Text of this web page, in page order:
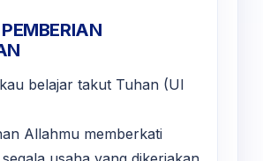
belajar takut Tuhan (Ul
Allahmu memberkati